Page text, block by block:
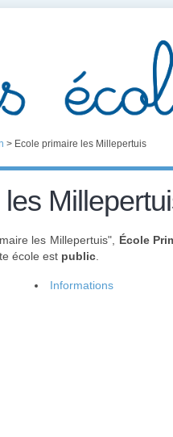
> Ecole primaire les Millepertuis
les Millepertuis", École
école est public
Informations